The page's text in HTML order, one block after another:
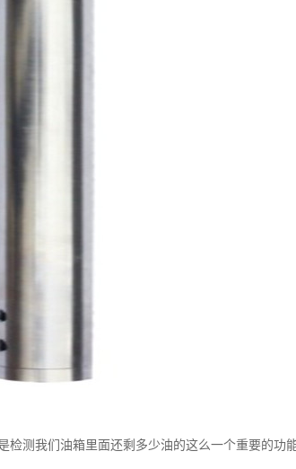
检测我们油箱里面还剩多少油的这么一个重要的